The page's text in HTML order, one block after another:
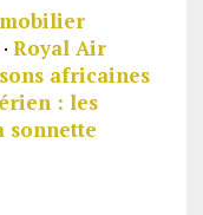
· Royal Air
africaines
: les
sonnette